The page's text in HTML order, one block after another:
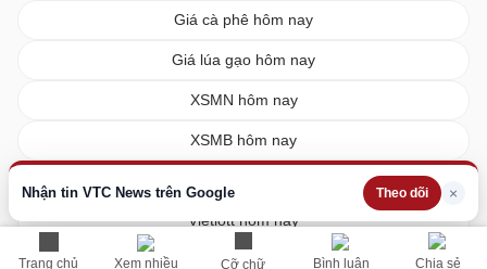
Trang chủ Xem nhiều Cỡ chữ Bình luận Chia sẻ
Nhận tin VTC News trên Google Theo dõi ×
Giá cà phê hôm nay
Giá lúa gạo hôm nay
XSMN hôm nay
XSMB hôm nay
Vietlott hôm nay